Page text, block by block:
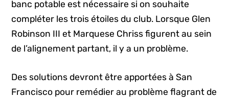
banc potable est nécessaire si on souhaite
compléter les trois étoiles du club. Lorsque Glen
Robinson III et Marquese Chriss figurent au sein
de l’alignement partant, il y a un problème.
Des solutions devront être apportées à San
Francisco pour remédier au problème flagrant de